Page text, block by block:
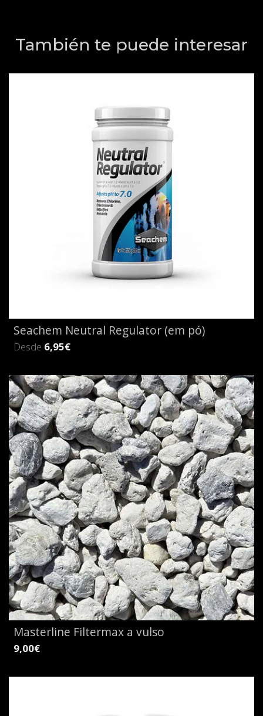
También te puede interesar
Seachem Neutral Regulator (em pó)
Desde 6,95€
Masterline Filtermax a vulso
9,00€